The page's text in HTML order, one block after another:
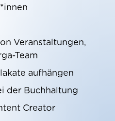
Veranstaltungen,
Team
aufhängen
der Buchhaltung
Creator